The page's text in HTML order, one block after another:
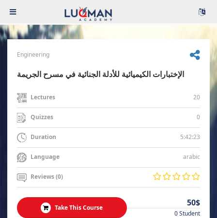
Engineering
الإختبارات الكيميائية للأدلة الجنائية في مسرح الجريمة
Lectures 20
Quizzes 0
Duration 5:42:23
Language arabic
Reviews (0)
Take This Course 50$
0 Student